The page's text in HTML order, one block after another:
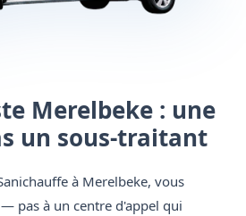
Merelbeke : une
un sous-traitant
à Merelbeke, vous
pas à un centre d'appel qui